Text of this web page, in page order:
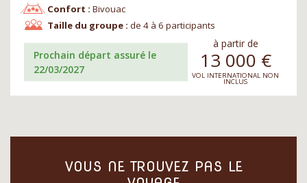
Confort : Bivouac
Taille du groupe : de 4 à 6 participants
Prochain départ assuré le
22/03/2027
à partir de
13 000 €
VOL INTERNATIONAL NON
INCLUS
VOUS NE TROUVEZ PAS LE